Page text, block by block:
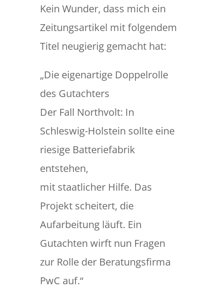
Kein Wunder, dass mich ein
Zeitungsartikel mit folgendem
Titel neugierig gemacht hat:
„Die eigenartige Doppelrolle
des Gutachters
Der Fall Northvolt: In
Schleswig-Holstein sollte eine
riesige Batteriefabrik
entstehen,
mit staatlicher Hilfe. Das
Projekt scheitert, die
Aufarbeitung läuft. Ein
Gutachten wirft nun Fragen
zur Rolle der Beratungsfirma
PwC auf.“